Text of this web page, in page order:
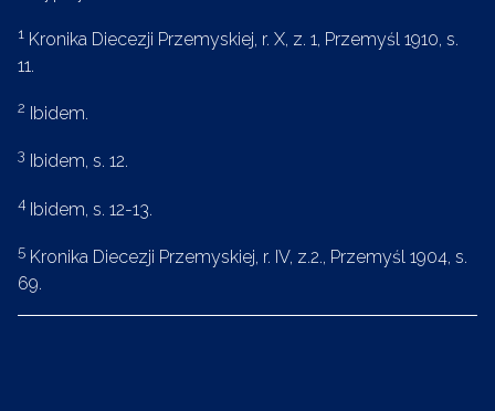
1 Kronika Diecezji Przemyskiej, r. X, z. 1, Przemyśl 1910, s.
11.
2 Ibidem.
3 Ibidem, s. 12.
4 Ibidem, s. 12-13.
5 Kronika Diecezji Przemyskiej, r. IV, z.2., Przemyśl 1904, s.
69.